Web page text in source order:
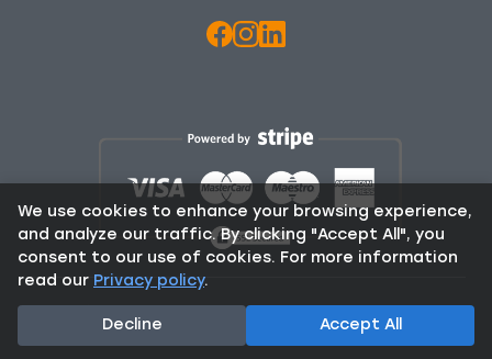
© 2025 Rent From Locals. All Rights Reserved.
We use cookies to enhance your browsing experience,
and analyze our traffic. By clicking "Accept All", you
consent to our use of cookies. For more information
read our Privacy policy.
Decline Accept All